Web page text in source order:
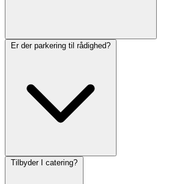
Er der parkering til rådighed?
Tilbyder I catering?